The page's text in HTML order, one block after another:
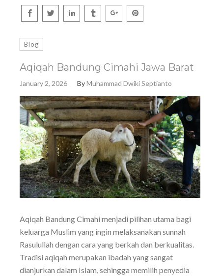
Blog
Aqiqah Bandung Cimahi Jawa Barat
January 2, 2026 ByMuhammad Dwiki Septianto
Aqiqah Bandung Cimahi menjadi pilihan utama bagi
keluarga Muslim yang ingin melaksanakan sunnah
Rasulullah dengan cara yang berkah dan berkualitas.
Tradisi aqiqah merupakan ibadah yang sangat
dianjurkan dalam Islam, sehingga memilih penyedia